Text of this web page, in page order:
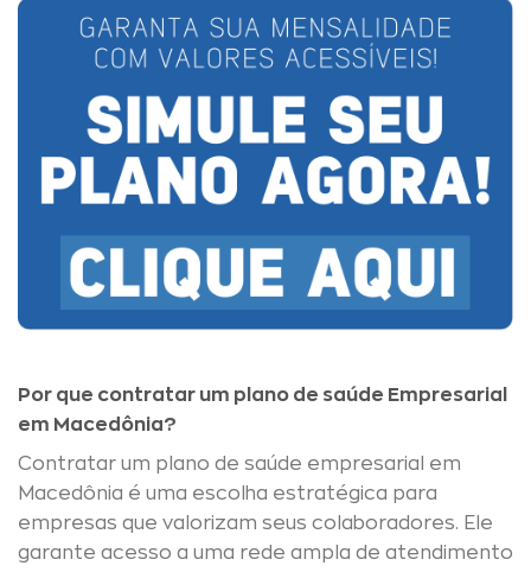
Por que contratar um plano de saúde Empresarial
em Macedônia?
Contratar um plano de saúde empresarial em
Macedônia é uma escolha estratégica para
empresas que valorizam seus colaboradores. Ele
garante acesso a uma rede ampla de atendimento